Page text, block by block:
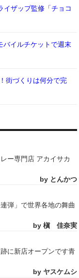
イザップ監修「チョコ
バイルチケットで週末
街づくりは何分で完
ー専門店 アカイサカ
by とんかつ
弾」で世界各地の舞曲
by 槇 佳奈実
に新店オープンです青
by ヤスケムシ